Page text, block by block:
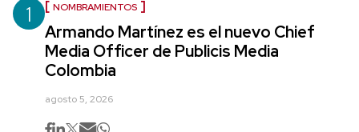
1 NOMBRAMIENTOS
Armando Martínez es el nuevo Chief
Media Officer de Publicis Media
Colombia
agosto 5, 2026